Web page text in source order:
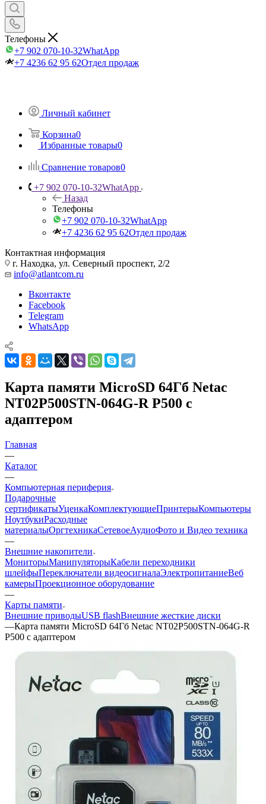
Телефоны
+7 902 070-10-32WhatApp
+7 4236 62 95 62Отдел продаж
Личный кабинет
Корзина0
Избранные товары0
Сравнение товаров0
+7 902 070-10-32WhatApp
Назад
Телефоны
+7 902 070-10-32WhatApp
+7 4236 62 95 62Отдел продаж
Контактная информация
г. Находка, ул. Северный проспект, 2/2
info@atlantcom.ru
Вконтакте
Facebook
Telegram
WhatsApp
Карта памяти MicroSD 64Гб Netac
NT02P500STN-064G-R P500 с
адаптером
Главная
—
Каталог
—
Компьютерная периферия
Подарочные
сертификатыУценкаКомплектующиеПринтерыКомпьютеры
НоутбукиРасходные
материалыОргтехникаСетевоеАудиоФото и Видео техника
—
Внешние накопители
МониторыМанипуляторыКабели переходники
шлейфыПереключатели видеосигналаЭлектропитаниеВеб
камерыПроекционное оборудование
—
Карты памяти
Внешние приводыUSB flashВнешние жесткие диски
—Карта памяти MicroSD 64Гб Netac NT02P500STN-064G-R
P500 с адаптером